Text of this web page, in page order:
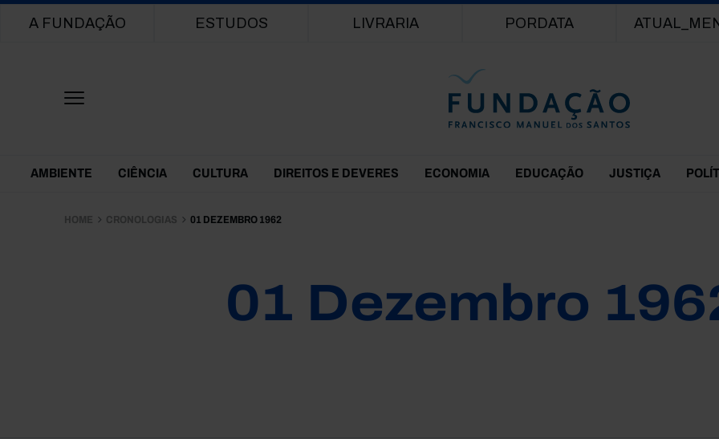
Main navigation
A FUNDAÇÃO ESTUDOS LIVRARIA PORDATA
Themes Menu
AMBIENTE CIÊNCIA CULTURA DIREITOS E DEVERES ECONOMIA EDUCAÇÃO JUSTIÇA
HOME CRONOLOGIAS 01 DEZEMBRO 1962
01 Dezembro